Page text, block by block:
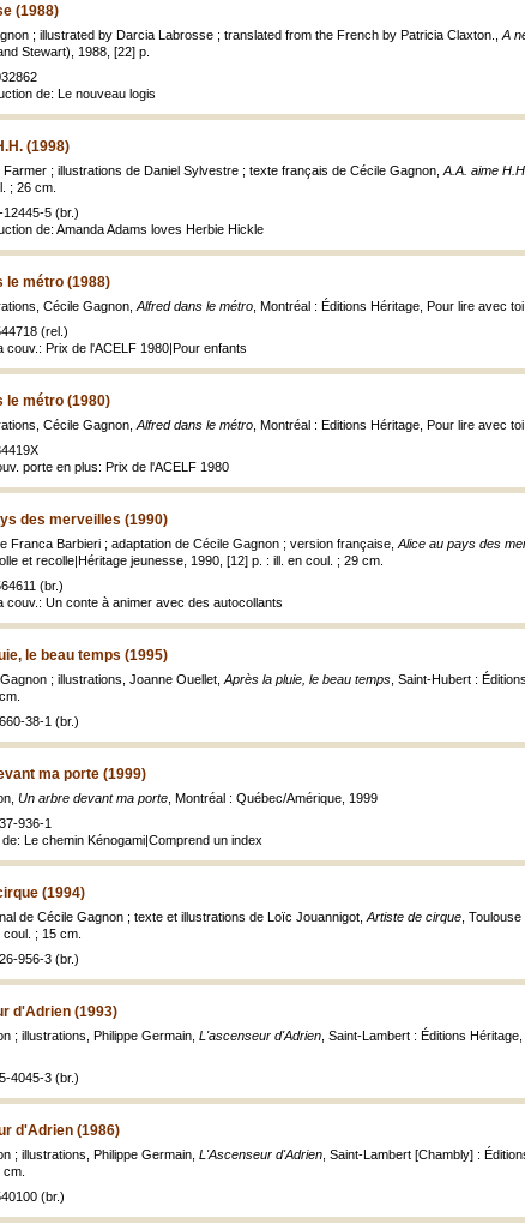
(1988)
; illustrated by Darcia Labrosse ; translated from the French by Patricia Claxton., A
Stewart), 1988, [22] p.
de: Le nouveau logis
(1998)
Farmer ; illustrations de Daniel Sylvestre ; texte français de Cécile Gagnon, A.A. aime H.H.
; 26 cm.
12445-5 (br.)
de: Amanda Adams loves Herbie Hickle
le métro (1988)
Cécile Gagnon, Alfred dans le métro , Montréal : Éditions Héritage, Pour lire avec
(rel.)
couv.: Prix de l'ACELF 1980|Pour enfants
le métro (1980)
Cécile Gagnon, Alfred dans le métro , Montréal : Editions Héritage, Pour lire avec
porte en plus: Prix de l'ACELF 1980
des merveilles (1990)
Franca Barbieri ; adaptation de Cécile Gagnon ; version française, Alice au pays des
et recolle|Héritage jeunesse, 1990, [12] p. : ill. en coul. ; 29 cm.
(br.)
couv.: Un conte à animer avec des autocollants
le beau temps (1995)
; illustrations, Joanne Ouellet, Après la pluie, le beau temps , Saint-Hubert :
38-1 (br.)
ma porte (1999)
Un arbre devant ma porte , Montréal : Québec/Amérique, 1999
936-1
Le chemin Kénogami|Comprend un index
(1994)
de Cécile Gagnon ; texte et illustrations de Loïc Jouannigot, Artiste de cirque ,
; 15 cm.
956-3 (br.)
d'Adrien (1993)
; illustrations, Philippe Germain, L'ascenseur d'Adrien , Saint-Lambert : Éditions
4045-3 (br.)
d'Adrien (1986)
; illustrations, Philippe Germain, L'Ascenseur d'Adrien , Saint-Lambert [Chambly] :
(br.)